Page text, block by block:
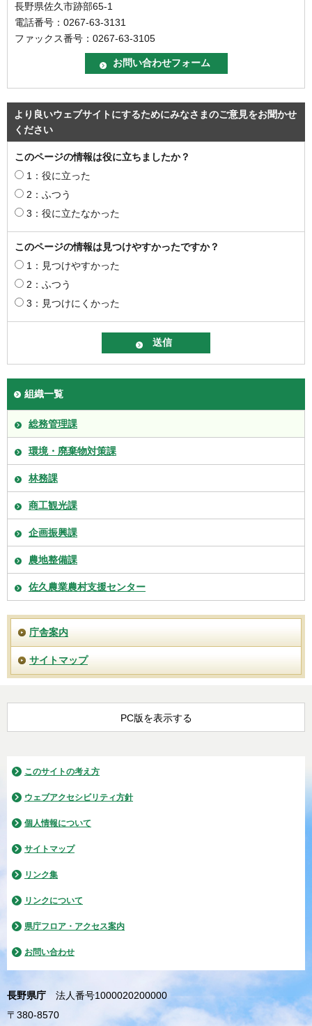
長野県佐久市跡部65-1
電話番号：0267-63-3131
ファックス番号：0267-63-3105
より良いウェブサイトにするためにみなさまのご意見をお聞かせ
ください
このページの情報は役に立ちましたか？
1：役に立った
2：ふつう
3：役に立たなかった
このページの情報は見つけやすかったですか？
1：見つけやすかった
2：ふつう
3：見つけにくかった
組織一覧
総務管理課
環境・廃棄物対策課
林務課
商工観光課
企画振興課
農地整備課
佐久農業農村支援センター
庁舎案内
サイトマップ
PC版を表示する
このサイトの考え方
ウェブアクセシビリティ方針
個人情報について
サイトマップ
リンク集
リンクについて
県庁フロア・アクセス案内
お問い合わせ
長野県庁
法人番号1000020200000
〒380-8570